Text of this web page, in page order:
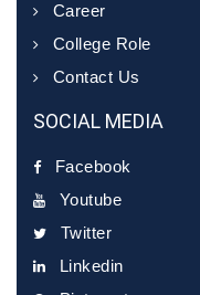
Career
College Role
Contact Us
SOCIAL MEDIA
Facebook
Youtube
Twitter
Linkedin